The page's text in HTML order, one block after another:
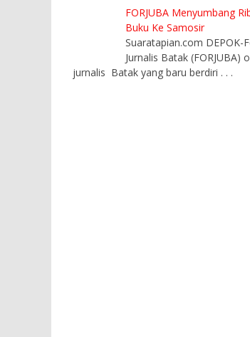
FORJUBA Menyumbang
Buku Ke Samosir
Suaratapian.com DEPOK-
Jurnalis Batak (FORJUBA)
jurnalis Batak yang baru berdiri . . .